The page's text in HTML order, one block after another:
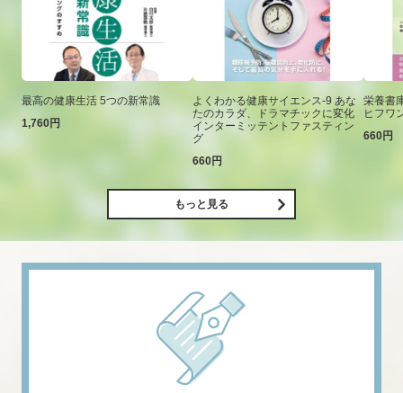
最高の健康生活 5つの新常識
1,760円
よくわかる健康サイエンス-9 あな
たのカラダ、ドラマチックに変化
インターミッテントファスティン
グ
660円
栄養書
ヒフワ
660円
もっと見る